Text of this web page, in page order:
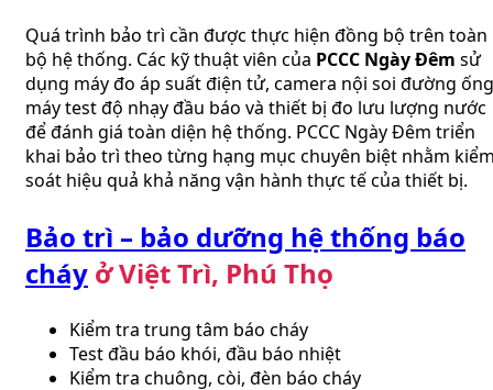
Quá trình bảo trì cần được thực hiện đồng bộ trên toàn
bộ hệ thống. Các kỹ thuật viên của PCCC Ngày Đêm sử
dụng máy đo áp suất điện tử, camera nội soi đường
máy test độ nhạy đầu báo và thiết bị đo lưu lượng nước
để đánh giá toàn diện hệ thống. PCCC Ngày Đêm triển
khai bảo trì theo từng hạng mục chuyên biệt nhằm
soát hiệu quả khả năng vận hành thực tế của thiết bị.
Bảo trì – bảo dưỡng hệ thống báo
cháy ở Việt Trì, Phú Thọ
Kiểm tra trung tâm báo cháy
Test đầu báo khói, đầu báo nhiệt
Kiểm tra chuông, còi, đèn báo cháy